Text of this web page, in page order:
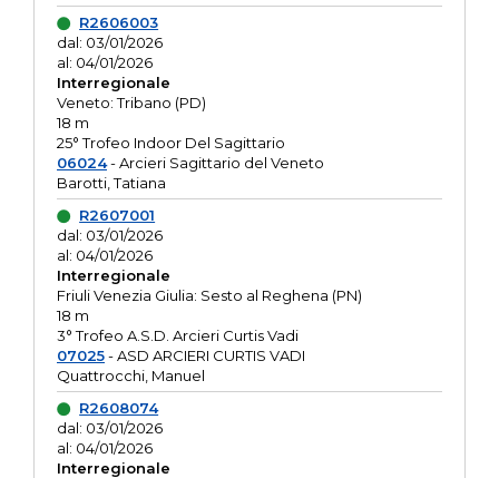
R2606003
dal: 03/01/2026
al: 04/01/2026
Interregionale
Veneto: Tribano (PD)
18 m
25° Trofeo Indoor Del Sagittario
06024- Arcieri Sagittario del Veneto
Barotti, Tatiana
R2607001
dal: 03/01/2026
al: 04/01/2026
Interregionale
Friuli Venezia Giulia: Sesto al Reghena (PN)
18 m
3° Trofeo A.S.D. Arcieri Curtis Vadi
07025- ASD ARCIERI CURTIS VADI
Quattrocchi, Manuel
R2608074
dal: 03/01/2026
al: 04/01/2026
Interregionale